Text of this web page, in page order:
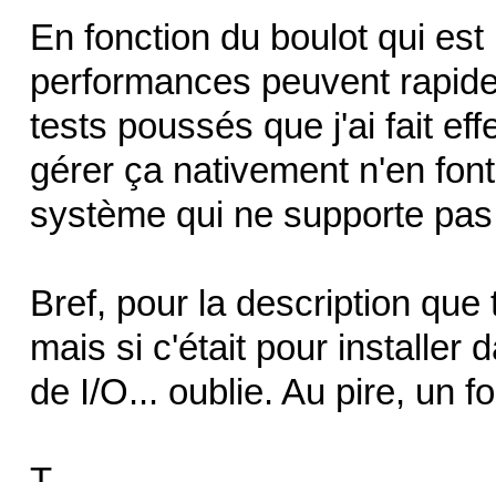
En fonction du boulot qui
performances peuvent
tests poussés que j'ai fait
gérer ça nativement n'en
système qui ne supporte
Bref, pour la description
mais si c'était pour installer
de I/O... oublie. Au pire, un